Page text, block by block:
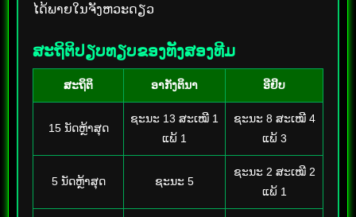
ໄດ້ພາຍໃນຈັງຫວະດຽວ
ສະຖິຕິປຽບທຽບຂອງທັງສອງທີມ
ສະຖິຕິ ອາກັງຕິນາ ອີຢິບ
15 ນັດຫຼ້າສຸດ
ຊະນະ 13 ສະເໝີ 1
ແພ້ 1
ຊະນະ 8 ສະເໝີ 4
ແພ້ 3
5 ນັດຫຼ້າສຸດ ຊະນະ 5
ຊະນະ 2 ສະເໝີ 2
ແພ້ 1